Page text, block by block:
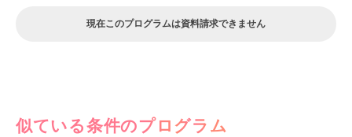
現在このプログラムは資料請求できません
似ている条件のプログラム